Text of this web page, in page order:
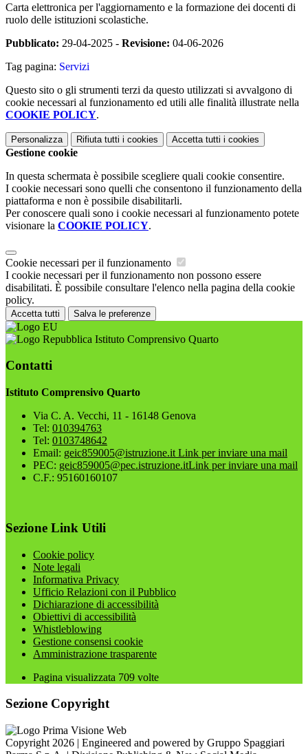
Carta elettronica per l'aggiornamento e la formazione dei docenti di
ruolo delle istituzioni scolastiche.
Pubblicato: 29-04-2025 - Revisione: 04-06-2026
Tag pagina: Servizi
Questo sito o gli strumenti terzi da questo utilizzati si avvalgono di
cookie necessari al funzionamento ed utili alle finalità illustrate nella
COOKIE POLICY.
Personalizza Rifiuta tutti i cookies Accetta tutti i cookies
Gestione cookie
In questa schermata è possibile scegliere quali cookie consentire.
I cookie necessari sono quelli che consentono il funzionamento della
piattaforma e non è possibile disabilitarli.
Per conoscere quali sono i cookie necessari al funzionamento potete
visionare la COOKIE POLICY.
Cookie necessari per il funzionamento
I cookie necessari per il funzionamento non possono essere
disabilitati. È possibile consultare l'elenco nella pagina della cookie
policy.
Accetta tutti Salva le preferenze
Istituto Comprensivo Quarto
Contatti
Istituto Comprensivo Quarto
Via C. A. Vecchi, 11 - 16148 Genova
Tel: 010394763
Tel: 0103748642
Email: geic859005@istruzione.it Link per inviare una mail
PEC: geic859005@pec.istruzione.itLink per inviare una mail
C.F.: 95160160107
Sezione Link Utili
Cookie policy
Note legali
Informativa Privacy
Ufficio Relazioni con il Pubblico
Dichiarazione di accessibilità
Obiettivi di accessibilità
Whistleblowing
Gestione consensi cookie
Amministrazione trasparente
Pagina visualizzata 709 volte
Sezione Copyright
Copyright 2026 | Engineered and powered by Gruppo Spaggiari